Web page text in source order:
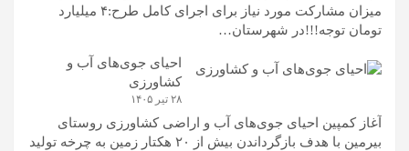
میزان مشارکت مورد نیاز برای اجرای کامل طرح:۴ میلیارد
تومان توجه!!!در شهرستان…
احیای جوی‌های آب و
کشاورزی
۲۸ تیر ۱۴۰۵
آغاز کمپین احیای جوی‌های آب و اراضی کشاورزی روستای
بیرمین با هدف بازگرداندن بیش از ۲۰ هکتار زمین به چرخه تولید